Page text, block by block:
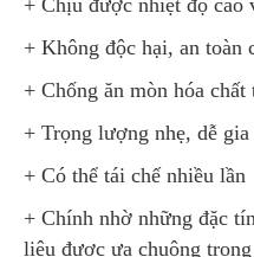
+ Chịu được nhiệt độ cao
+ Không độc hại, an toàn
+ Chống ăn mòn hóa chất
+ Trọng lượng nhẹ, dễ gia
+ Có thể tái chế nhiều lần
+ Chính nhờ những đặc
liệu được ưa chuộng